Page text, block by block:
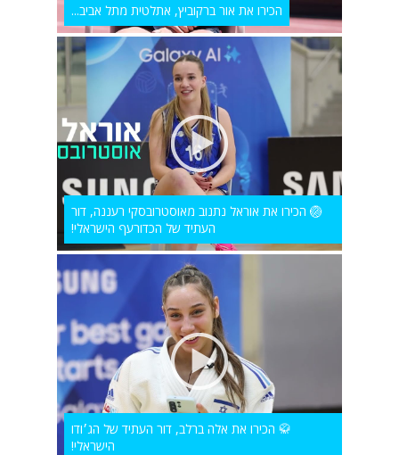
הכירו את אור ברקוביץ, אתלטית מתל אביב...
🏐 הכירו את אוראל נתנוב מאוסטרובסקי רעננה, דור
העתיד של הכדורעף הישראלי!
🥋 הכירו את אלה ברלב, דור העתיד של הג׳ודו
הישראלי!